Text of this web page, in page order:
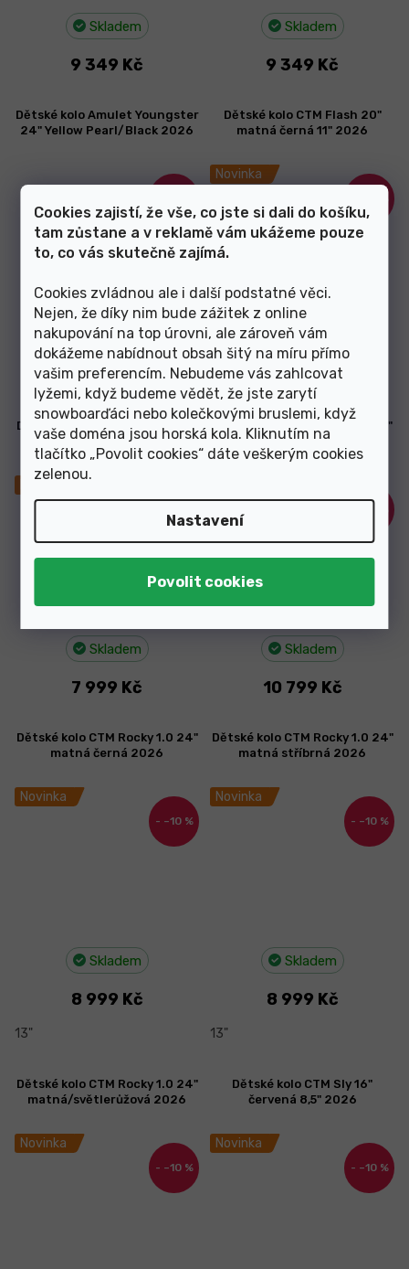
Cookies zajistí, že vše, co jste si dali do košíku,
tam zůstane a v reklamě vám ukážeme pouze
to, co vás skutečně zajímá.
Cookies zvládnou ale i další podstatné věci.
Nejen, že díky nim bude zážitek z online
nakupování na top úrovni, ale zároveň vám
dokážeme nabídnout obsah šitý na míru přímo
vašim preferencím. Nebudeme vás zahlcovat
lyžemi, když budeme vědět, že jste zarytí
snowboarďáci nebo kolečkovými bruslemi, když
vaše doména jsou horská kola. Kliknutím na
tlačítko „Povolit cookies“ dáte veškerým cookies
zelenou.
Nastavení
Skladem
9 349 Kč
Skladem
9 349 Kč
Dětské kolo Amulet Youngster
24" Yellow Pearl/Black 2026
Skladem
11 449 Kč
Novinka
Dětské kolo CTM Flash 20"
matná černá 11" 2026
Skladem
6 749 Kč
Dětské kolo CTM Jerry 2.0 20"
matná neonovooranžová/
černá 2025
Skladem
7 999 Kč
Dětské kolo CTM Jerry 2.0 20"
matná stříbrná 11" 2026
Skladem
10 799 Kč
Novinka
–10 %
Dětské kolo CTM Rocky 1.0 24"
matná černá 2026
Skladem
8 999 Kč
13"
Novinka
–10 %
Dětské kolo CTM Rocky 1.0 24"
matná stříbrná 2026
Skladem
8 999 Kč
13"
Novinka
–10 %
Dětské kolo CTM Rocky 1.0 24"
matná/světlerůžová 2026
Novinka
–10 %
Dětské kolo CTM Sly 16"
červená 8,5" 2026